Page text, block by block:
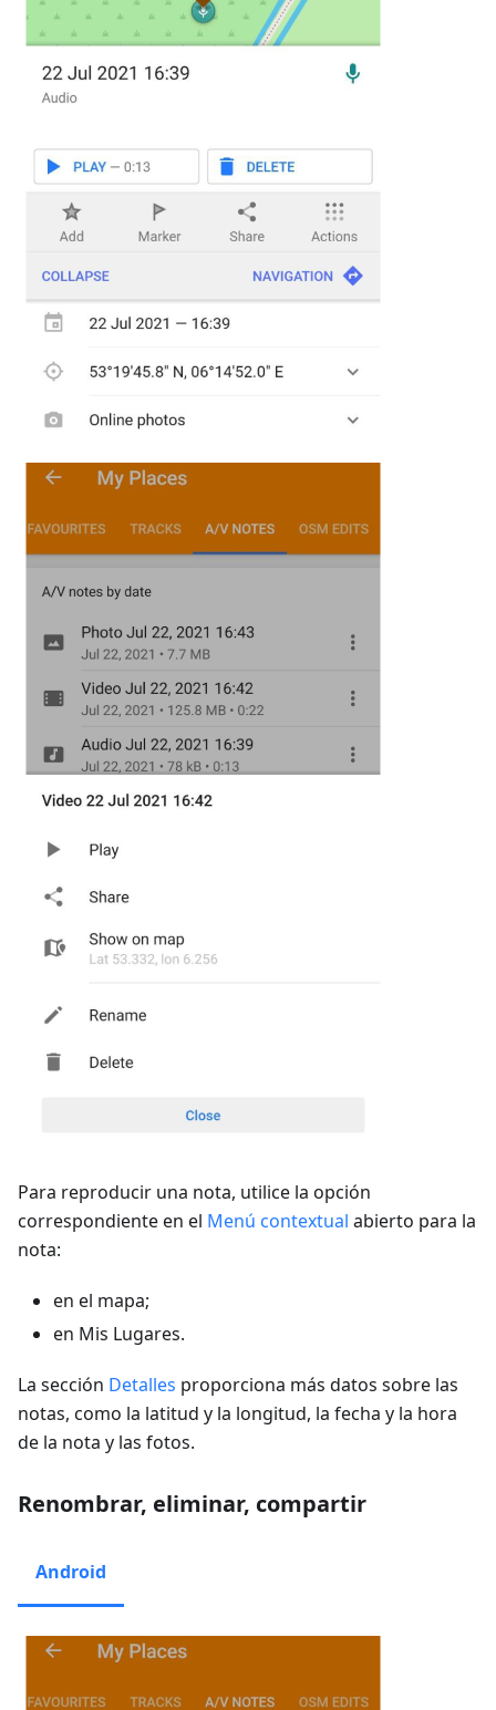
Para reproducir una nota, utilice la opción
correspondiente en el Menú contextual abierto para la
nota:
en el mapa;
en Mis Lugares.
La sección Detalles proporciona más datos sobre las
notas, como la latitud y la longitud, la fecha y la hora
de la nota y las fotos.
Renombrar, eliminar, compartir
Android